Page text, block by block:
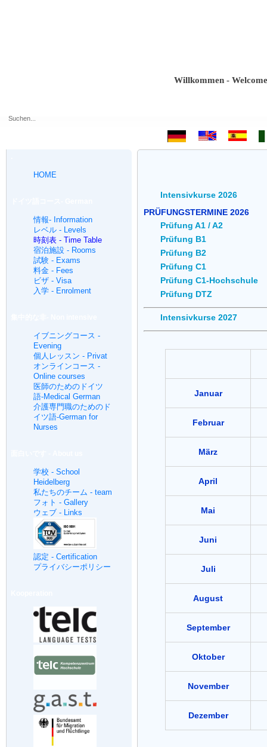
Willkommen - Welcome -
HOME
intensive情報- Information
レベル - Levels
時刻表 - Time Table
宿泊施設 - Rooms
試験 - Exams
料金 - Fees
ビザ - Visa
入学 - Enrolment
イブニングコース -
Evening
個人レッスン - Privat
オンラインコース -
Online courses
医師のためのドイツ
語-Medical German
介護専門職のためのド
イツ語-German for
Nurses
学校 - School
Heidelberg
私たちのチーム - team
フォト - Gallery
ウェブ - Links
認定 - Certification
プライバシーポリシー
Intensivkurse 2026
PRÜFUNGSTERMINE 2026
Prüfung A1 / A2
Prüfung B1
Prüfung B2
Prüfung C1
Prüfung C1-Hochschule
Prüfung DTZ
Intensivkurse 2027
Januar
Februar
März
April
Mai
Juni
Juli
August
September
Oktober
November
Dezember